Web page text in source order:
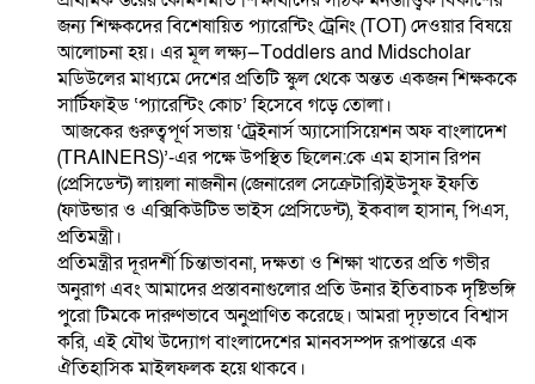
জন্য শিক্ষকদের বিশেষায়িত প্যারেন্টিং ট্রেনিং (TOT) দেওয়ার বিষয়ে
আলোচনা হয়। এর মূল লক্ষ্য—Toddlers and Midscholar
মডিউলের মাধ্যমে দেশের প্রতিটি স্কুল থেকে অন্তত একজন শিক্ষককে
সার্টিফাইড ‘প্যারেন্টিং কোচ’ হিসেবে গড়ে তোলা।
আজকের গুরুত্বপূর্ণ সভায় ‘ট্রেইনার্স অ্যাসোসিয়েশন অফ বাংলাদেশ
(TRAINERS)’-এর পক্ষে উপস্থিত ছিলেন:কে এম হাসান রিপন
(প্রেসিডেন্ট) লায়লা নাজনীন (জেনারেল সেক্রেটারি)ইউসুফ ইফতি
(ফাউন্ডার ও এক্সিকিউটিভ ভাইস প্রেসিডেন্ট), ইকবাল হাসান, পিএস,
প্রতিমন্ত্রী।
প্রতিমন্ত্রীর দূরদর্শী চিন্তাভাবনা, দক্ষতা ও শিক্ষা খাতের প্রতি গভীর
অনুরাগ এবং আমাদের প্রস্তাবনাগুলোর প্রতি উনার ইতিবাচক দৃষ্টিভঙ্গি
পুরো টিমকে দারুণভাবে অনুপ্রাণিত করেছে। আমরা দৃঢ়ভাবে বিশ্বাস
করি, এই যৌথ উদ্যোগ বাংলাদেশের মানবসম্পদ রূপান্তরে এক
ঐতিহাসিক মাইলফলক হয়ে থাকবে।